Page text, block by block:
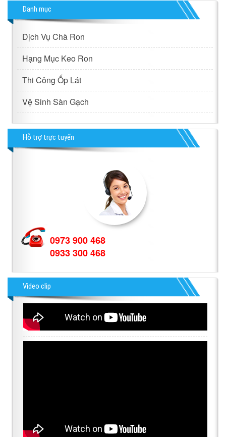
Danh mục
Dịch Vụ Chà Ron
Hạng Mục Keo Ron
Thi Công Ốp Lát
Vệ Sinh Sàn Gạch
Hỗ trợ trực tuyến
0973 900 468
0933 300 468
Video clip